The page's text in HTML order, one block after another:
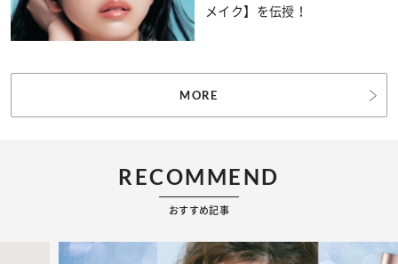
メイク】を伝授！
MORE
RECOMMEND
おすすめ記事